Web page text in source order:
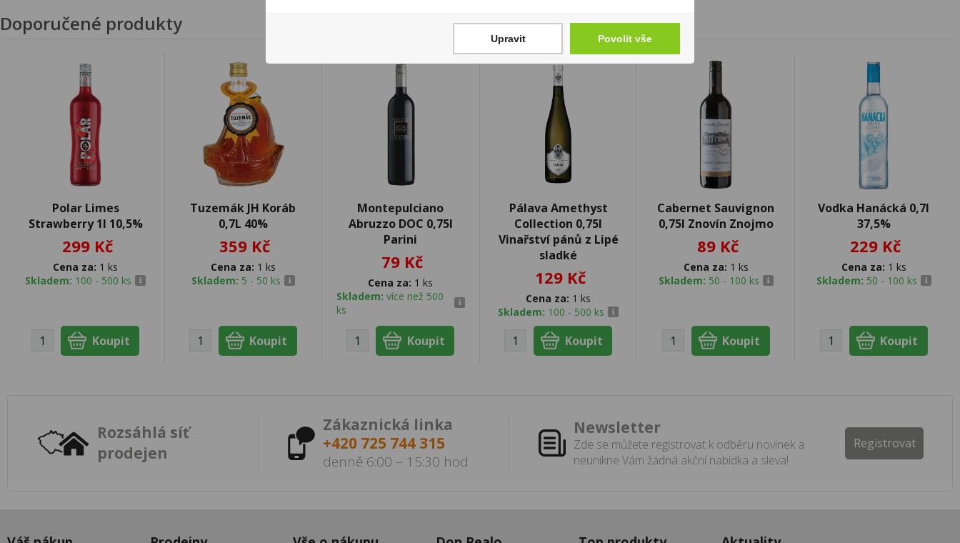
Doporučené produkty
Polar Limes
Strawberry 1l 10,5%
299 Kč
Cena za: 1 ks
Skladem: 100 - 500 ks
Tuzemák JH Koráb
0,7L 40%
359 Kč
Cena za: 1 ks
Skladem: 5 - 50 ks
Montepulciano
Abruzzo DOC 0,75l
Parini
79 Kč
Cena za: 1 ks
Skladem:více než 500
ks
Pálava Amethyst
Collection 0,75l
Vinařství pánů z Lipé
sladké
129 Kč
Cena za: 1 ks
Skladem: 100 - 500 ks
Cabernet Sauvignon
0,75l Znovín Znojmo
89 Kč
Cena za: 1 ks
Skladem: 50 - 100 ks
Vodka Hanácká 0,7l
37,5%
229 Kč
Cena za: 1 ks
Skladem: 50 - 100 ks
Rozsáhlá síť
prodejen
Zákaznická linka
+420 725 744 315
denně 6:00 – 15:30 hod
Newsletter
Zde se můžete registrovat k odběru novinek a
neunikne Vám žádná akční nabídka a sleva!
Registrovat
Upravit Povolit vše